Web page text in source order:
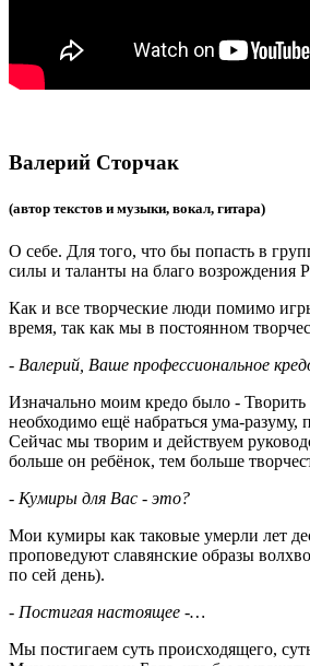
Валерий Сторчак
(автор текстов и музыки, вокал, гитара)
О себе. Для того, что бы попасть в
силы и таланты на благо возрождения
Как и все творческие люди помимо
время, так как мы в постоянном
- Валерий, Ваше профессиональное
Изначально моим кредо было - Творить
необходимо ещё набраться ума-
Сейчас мы творим и действуем
больше он ребёнок, тем больше
- Кумиры для Вас - это?
Мои кумиры как таковые умерли лет
проповедуют славянские образы
по сей день).
- Постигая настоящее -…
Мы постигаем суть происходящего,